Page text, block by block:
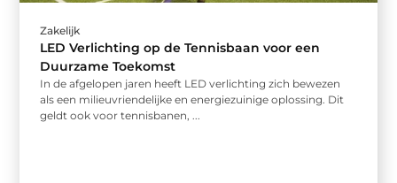
Zakelijk
LED Verlichting op de Tennisbaan voor een
Duurzame Toekomst
In de afgelopen jaren heeft LED verlichting zich bewezen
als een milieuvriendelijke en energiezuinige oplossing. Dit
geldt ook voor tennisbanen, ...